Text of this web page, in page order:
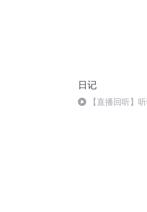
日记
【直播回听】